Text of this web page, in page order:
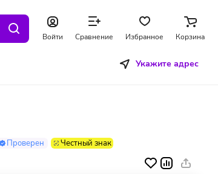
Войти Сравнение Избранное Корзина
Укажите адрес
Проверен Честный знак